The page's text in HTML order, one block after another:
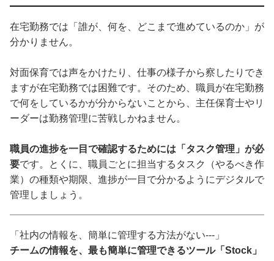
在宅勤務では「誰が、何を、どこまで進めているのか」が
分かりません。
対面保育では声をかけたり、仕事の様子から察したりでき
ますが在宅勤務では困難です。そのため、職員が在宅勤務
で何をしているかが分からないことから、主任保育士やリ
ーダーは勤務管理に苦戦しかねません。
職員の進捗を一目で確認するためには「タスク管理」が必
要です。とくに、職員ごとに担当するタスク（やるべき作
業）の種類や期限、進捗が一目で分かるようにデジタルで
管理しましょう。
「社内の情報を、簡単に管理する方法がない---」
チームの情報を、最も簡単に管理できるツール「Stock」